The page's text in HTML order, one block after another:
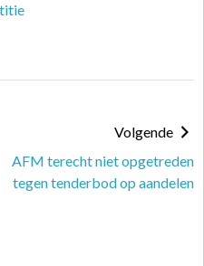
Volgende
AFM terecht niet opgetreden
tegen tenderbod op aandelen